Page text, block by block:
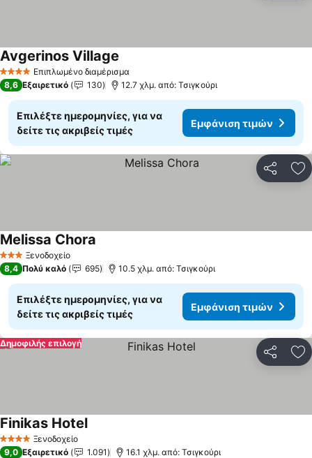
4 ΑστέριαΕπιπλωμένο διαμέρισμα
Avgerinos Village
8,6 Εξαιρετικό 130 12.7 χλμ. από: Τσιγκούρι
Επιλέξτε ημερομηνίες, για να
δείτε τις ακριβείς τιμές
Εμφάνιση τιμών
3 ΑστέριαΞενοδοχείο
Melissa Chora
8,4 Πολύ καλό 695 10.5 χλμ. από: Τσιγκούρι
Επιλέξτε ημερομηνίες, για να
δείτε τις ακριβείς τιμές
Εμφάνιση τιμών
Δημοφιλής επιλογή
4 ΑστέριαΞενοδοχείο
Finikas HotelΕμφάνιση τιμών
9,0 Εξαιρετικό 1.091 16.1 χλμ. από: Τσιγκούρι